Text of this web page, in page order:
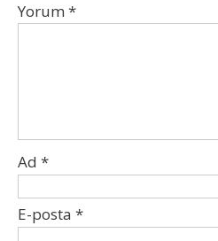
Yorum *
Ad *
E-posta *